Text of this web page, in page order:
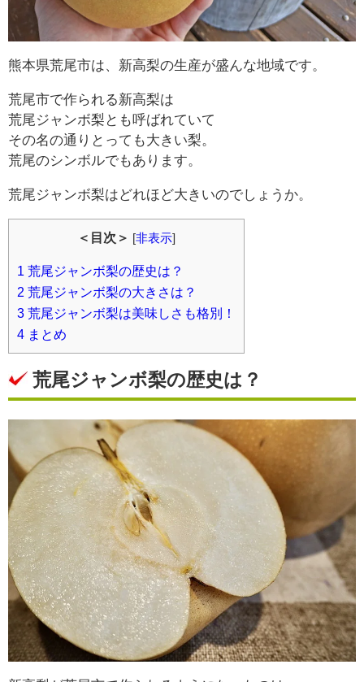
熊本県荒尾市は、新高梨の生産が盛んな地域です。
荒尾市で作られる新高梨は
荒尾ジャンボ梨とも呼ばれていて
その名の通りとっても大きい梨。
荒尾のシンボルでもあります。
荒尾ジャンボ梨はどれほど大きいのでしょうか。
＜目次＞ [非表示]
1 荒尾ジャンボ梨の歴史は？
2 荒尾ジャンボ梨の大きさは？
3 荒尾ジャンボ梨は美味しさも格別！
4 まとめ
荒尾ジャンボ梨の歴史は？